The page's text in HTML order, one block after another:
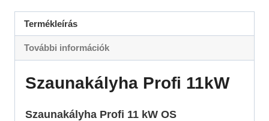
Termékleírás
További információk
Szaunakályha Profi 11kW
Szaunakályha Profi 11 kW OS